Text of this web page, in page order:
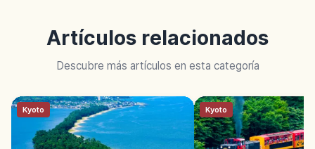
Artículos relacionados
Descubre más artículos en esta categoría
Kyoto Kyoto